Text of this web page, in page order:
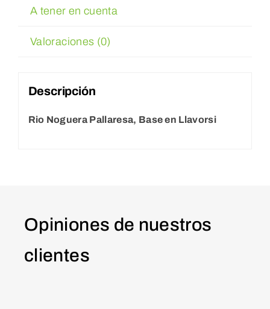
A tener en cuenta
Valoraciones (0)
Descripción
Rio Noguera Pallaresa, Base en Llavorsi
Opiniones de nuestros
clientes